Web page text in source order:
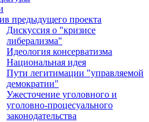
предыдущего проекта
Дискуссия о "кризисе
либерализма"
Идеология консерватизма
Национальная идея
Пути легитимации "управляемой
демократии"
Ужесточение уголовного и
уголовно-процесуального
законодательства